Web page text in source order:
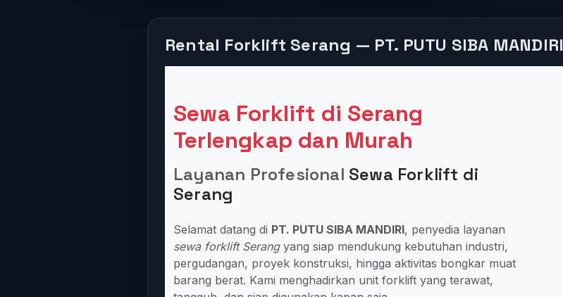
Rental Forklift Serang — PT. PUTU SIBA MANDIRI
Sewa Forklift di Serang
Terlengkap dan Murah
Layanan Profesional Sewa Forklift di
Serang
Selamat datang di PT. PUTU SIBA MANDIRI, penyedia layanan
sewa forklift Serangyang siap mendukung kebutuhan industri,
pergudangan, proyek konstruksi, hingga aktivitas bongkar muat
barang berat. Kami menghadirkan unit forklift yang terawat,